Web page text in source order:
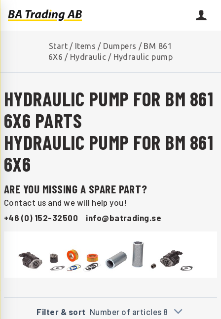
Start / Items / Dumpers / BM 861
6X6 / Hydraulic / Hydraulic pump
HYDRAULIC PUMP FOR BM 861
6X6 PARTS
HYDRAULIC PUMP FOR BM 861
6X6
ARE YOU MISSING A SPARE PART?
Contact us and we will help you!
+46 (0) 152-32500
info@batrading.se
Filter & sort Number of articles 8